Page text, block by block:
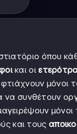
όπου
και οι
μόνοι
να συνθέτουν
και τους